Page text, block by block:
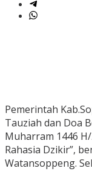
Pemerintah
Tauziah dan Doa
Muharram 1446
Rahasia Dzikir”,
Watansoppeng.